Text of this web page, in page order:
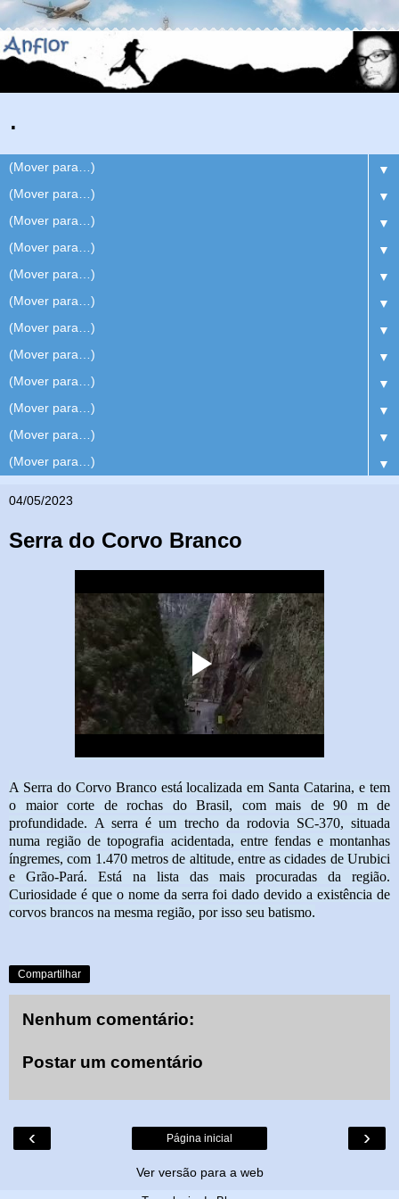
.
▼
▼
▼
▼
▼
▼
▼
▼
▼
▼
▼
▼
04/05/2023
Serra do Corvo Branco
A Serra do Corvo Branco está localizada em SantaCatarina, e tem
o maior corte de rochas do Brasil, com mais de 90 m de
profundidade. A serra é um trecho da rodovia SC-370, situada
numa região de topografia acidentada, entre fendas e montanhas
íngremes, com 1.470 metros de altitude, entre as cidades de Urubici
e Grão-Pará. Está na lista das mais procuradas da região.
Curiosidade é que o nome da serra foi dado devido a existência de
corvos brancos na mesma região, por isso seu batismo.
Compartilhar
Nenhum comentário:
Postar um comentário
‹ ›
Página inicial
Ver versão para a web